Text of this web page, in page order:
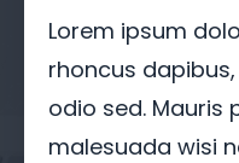
Lorem ipsum
rhoncus
odio sed. Mauris
malesuada wisi